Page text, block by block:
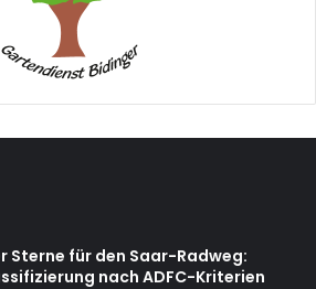
Sterne für den Saar-Radweg:
nach ADFC-Kriterien